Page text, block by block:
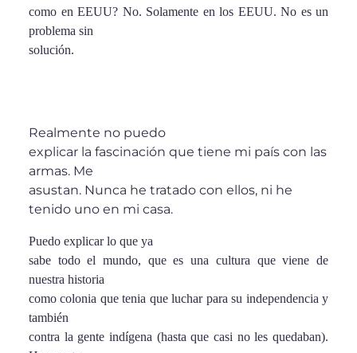
como en EEUU? No. Solamente en los EEUU. No es un
problema sin
solución.
Realmente no puedo
explicar la fascinación que tiene mi país con las
armas. Me
asustan. Nunca he tratado con ellos, ni he
tenido uno en mi casa.
Puedo explicar lo que ya
sabe todo el mundo, que es una cultura que viene de
nuestra historia
como colonia que tenia que luchar para su independencia y
también
contra la gente indígena (hasta que casi no les quedaban).